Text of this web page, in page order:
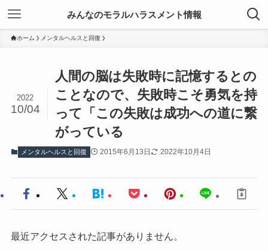
みんなのモラルハラスメント情報
ホーム メンタルヘルスと回復
人間の脳は失敗時に記憶するとの
ことなので、失敗時こそ勇気を持
って「この失敗は成功への道に繋
がっている
2022
10/04
メンタルヘルスと回復 2015年6月13日 2022年10月4日
最近アクセスされた記事がありません。